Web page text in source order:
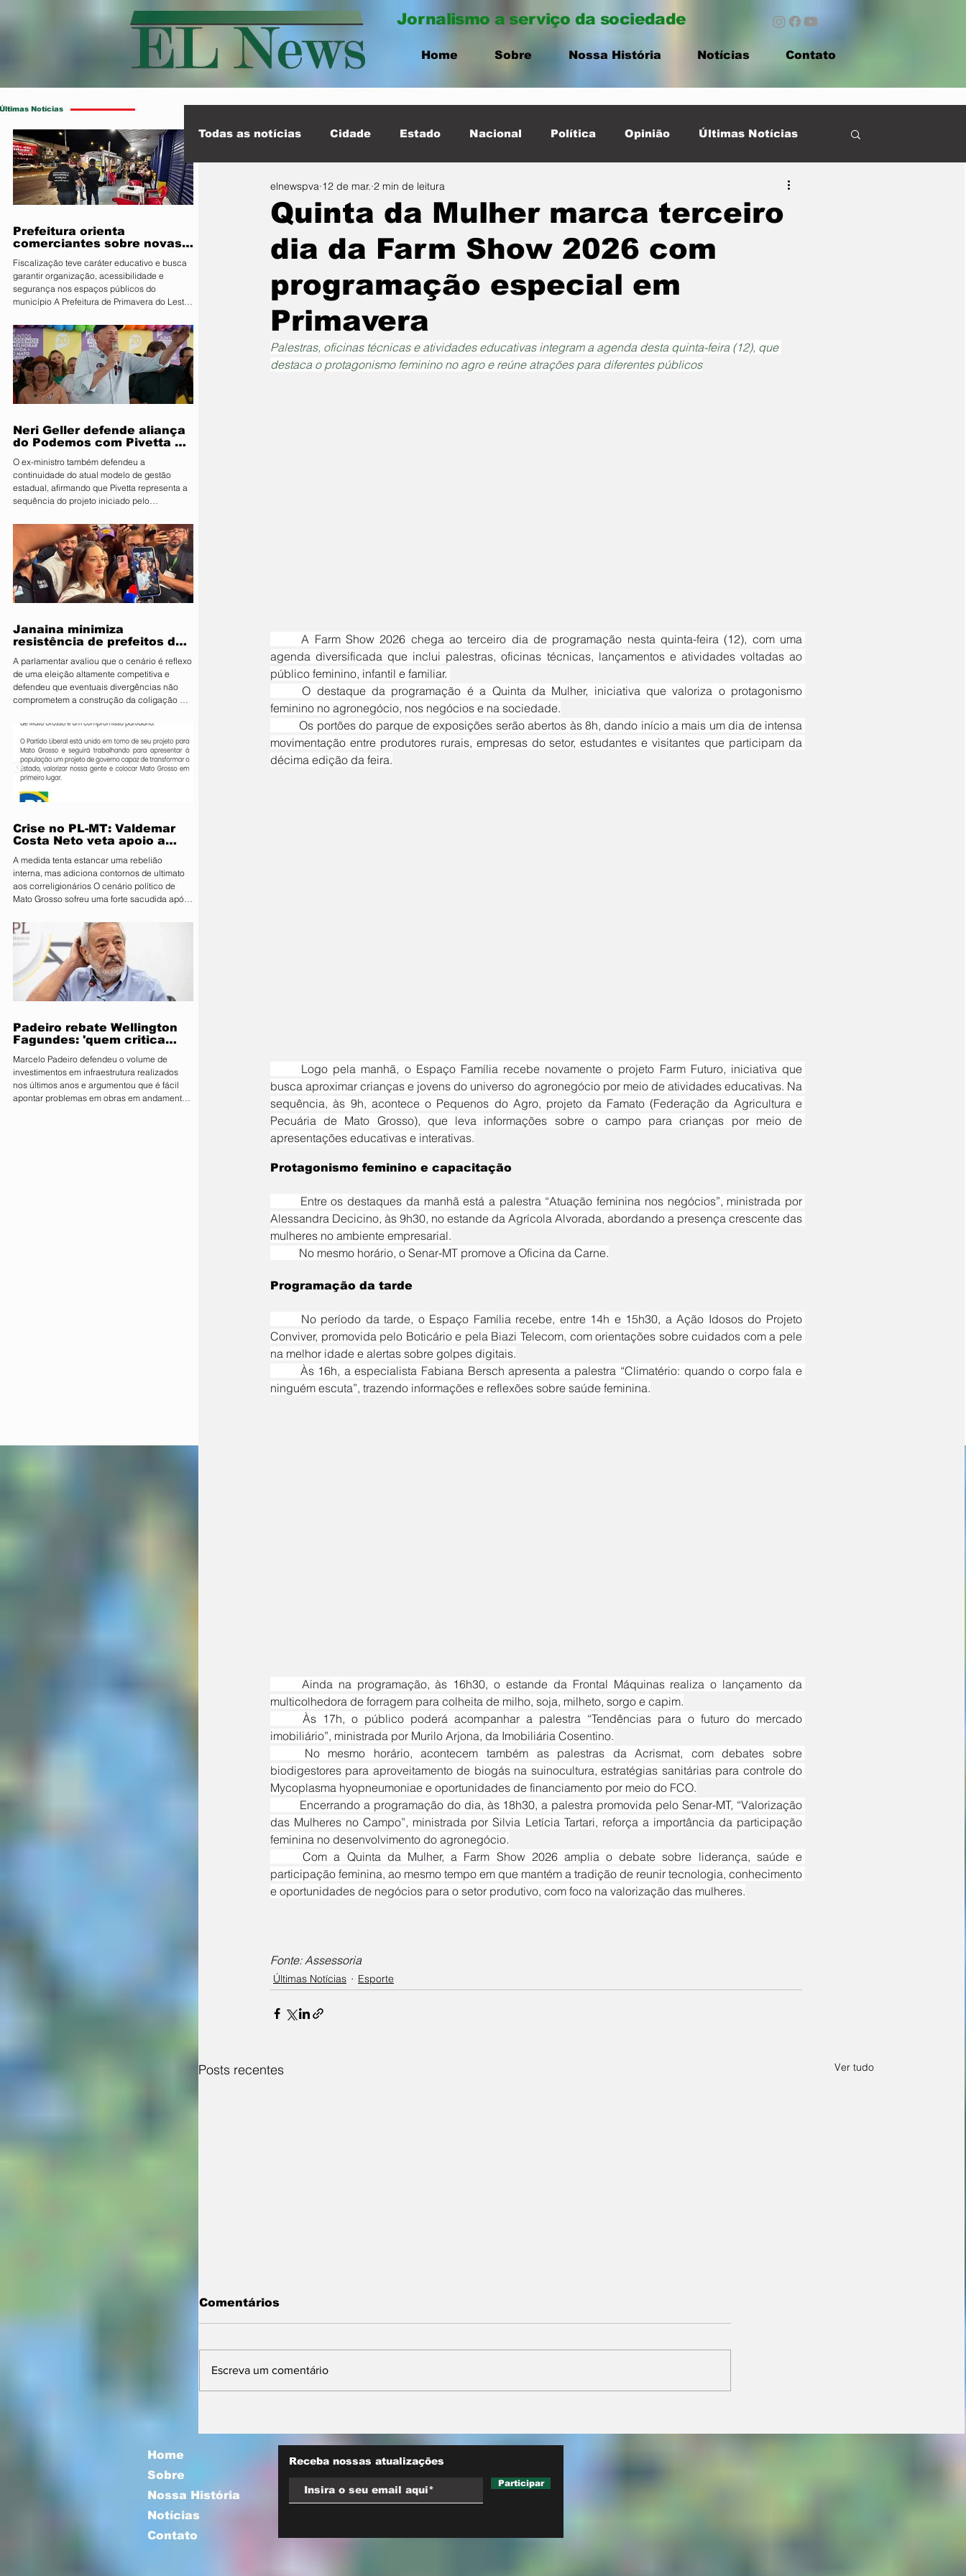
Jornalismo a serviço da sociedade
Home Sobre Nossa História Notícias Contato
Últimas Notícias
Prefeitura orienta
comerciantes sobre novas
trucks
Fiscalização teve caráter educativo e busca
garantir organização, acessibilidade e
segurança nos espaços públicos do
município A Prefeitura de Primavera do Leste,
Segurança Pública e Mobilidade Urbana, em
parceria com a Fiscalização de Obras e
Posturas, realizou uma ação de orientação
aos proprietários de food trucks e
comerciantes ambulantes na noite desta
sexta-feira (31), sobre as novas regras para
utilização de mesas e cadeiras em espa
Neri Geller defende aliança
do Podemos com Pivetta e
com esse acordo
O ex-ministro também defendeu a
continuidade do atual modelo de gestão
estadual, afirmando que Pivetta representa a
sequência do projeto iniciado pelo
deputado federal pelo Podemos, Neri Geller,
participa nesta terça-feira (4) da convenção
do Republicanos e afirmou acreditar que o
partido deve oficializar uma aliança com a
sigla para apoiar a candidatura do
governador Otaviano Pivetta ao Governo de
Mato Grosso. Ao lado do também candid
Janaina minimiza
resistência de prefeitos do
essencial para fortalecer
candidatura do MDB ao
Senado
A parlamentar avaliou que o cenário é reflexo
de uma eleição altamente competitiva e
defendeu que eventuais divergências não
comprometem a construção da coligação A
candidata ao Senado, minimizou nesta terça-
feira (4) a resistência de integrantes do PL à
aliança entre os dois partidos e afirmou que
as divergências são naturais diante da
disputa eleitoral. Segundo ela, o acordo é
estratégico para fortalecer o projeto do MDB
e ampliar
Crise no PL-MT: Valdemar
Costa Neto veta apoio a
punição
A medida tenta estancar uma rebelião
interna, mas adiciona contornos de ultimato
aos correligionários O cenário político de
Mato Grosso sofreu uma forte sacudida após
do Partido Liberal (PL). Em reunião de
emergência realizada em Brasília, o
presidente nacional da sigla, Valdemar Costa
Neto, determinou que prefeitos, vereadores e
parlamentares da legenda no estado estão
expressamente proibidos de manifestar apoio
público ou pedir v
Padeiro rebate Wellington
Fagundes: 'quem critica
que mostrar'
Marcelo Padeiro defendeu o volume de
investimentos em infraestrutura realizados
nos últimos anos e argumentou que é fácil
apontar problemas em obras em andamento
Todas as notícias Cidade Estado Nacional Política Opinião Últimas Notícias
Esporte Internacional Destaque Cidade
Quinta da Mulher marca terceiro
dia da Farm Show 2026 com
programação especial em
Primavera
elnewspva 12 de mar. 2 min de leitura
Palestras, oficinas técnicas e atividades educativas integram a agenda desta quinta-feira (12), que
destaca o protagonismo feminino no agro e reúne atrações para diferentes públicos
	A Farm Show 2026 chega ao terceiro dia de programação nesta quinta-feira (12), com uma
agenda diversificada que inclui palestras, oficinas técnicas, lançamentos e atividades voltadas ao
público feminino, infantil e familiar.
	O destaque da programação é a Quinta da Mulher, iniciativa que valoriza o protagonismo
feminino no agronegócio, nos negócios e na sociedade.
	Os portões do parque de exposições serão abertos às 8h, dando início a mais um dia de intensa
movimentação entre produtores rurais, empresas do setor, estudantes e visitantes que participam da
décima edição da feira.
busca aproximar crianças e jovens do universo do agronegócio por meio de atividades educativas. Na
sequência, às 9h, acontece o Pequenos do Agro, projeto da Famato (Federação da Agricultura e
Pecuária de Mato Grosso), que leva informações sobre o campo para crianças por meio de
apresentações educativas e interativas.
Protagonismo feminino e capacitação
Alessandra Decicino, às 9h30, no estande da Agrícola Alvorada, abordando a presença crescente das
mulheres no ambiente empresarial.
	No mesmo horário, o Senar-MT promove a Oficina da Carne.
Programação da tarde
Conviver, promovida pelo Boticário e pela Biazi Telecom, com orientações sobre cuidados com a pele
na melhor idade e alertas sobre golpes digitais.
ninguém escuta”, trazendo informações e reflexões sobre saúde feminina.
multicolhedora de forragem para colheita de milho, soja, milheto, sorgo e capim.
imobiliário”, ministrada por Murilo Arjona, da Imobiliária Cosentino.
biodigestores para aproveitamento de biogás na suinocultura, estratégias sanitárias para controle do
Mycoplasma hyopneumoniae e oportunidades de financiamento por meio do FCO.
das Mulheres no Campo”, ministrada por Silvia Letícia Tartari, reforça a importância da participação
feminina no desenvolvimento do agronegócio.
	Com a Quinta da Mulher, a Farm Show 2026 amplia o debate sobre liderança, saúde e
participação feminina, ao mesmo tempo em que mantém a tradição de reunir tecnologia, conhecimento
e oportunidades de negócios para o setor produtivo, com foco na valorização das mulheres.
Fonte: Assessoria
Últimas Notícias Esporte
Posts recentes Ver tudo
atuação de food trucks
Comentários
Escreva um comentário
Home
Sobre
Nossa História
Notícias
Contato
Receba nossas atualizações
Participar